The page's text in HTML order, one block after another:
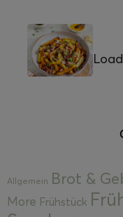
Allgemein Brot &
More Frühstück